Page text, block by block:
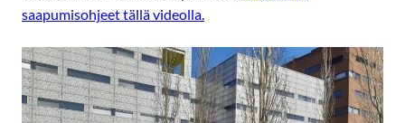
saapumisohjeet tällä videolla.